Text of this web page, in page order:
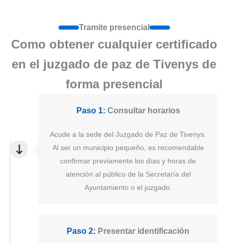
Tramite presencial
Como obtener cualquier certificado
en el juzgado de paz de Tivenys de
forma presencial
Paso 1: Consultar horarios
Acude a la sede del Juzgado de Paz de Tivenys.
Al ser un municipio pequeño, es recomendable
confirmar previamente los días y horas de
atención al público de la Secretaría del
Ayuntamiento o el juzgado.
Paso 2: Presentar identificación